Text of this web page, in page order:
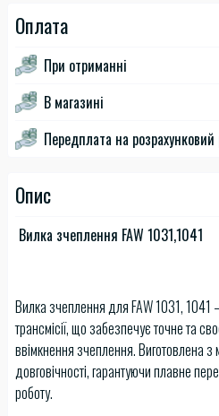
Оплата
При отриманні
В магазині
Передплата на розрахунковий
Опис
Вилка зчеплення FAW 1031,1041
Вилка зчеплення для FAW 1031,
трансмісії, що забезпечує точне та
ввімкнення зчеплення. Виготовлена з
довговічності, гарантуючи плавне
роботу.